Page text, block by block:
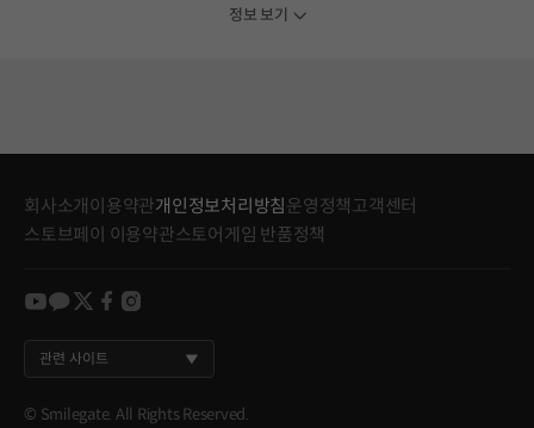
정보 보기
회사소개이용약관개인정보처리방침 운영정책고객센터
스토브페이 이용약관스토어게임 반품정책
youtube
kakao
twitter
facebook
instagram
관련 사이트
© Smilegate. All Rights Reserved.